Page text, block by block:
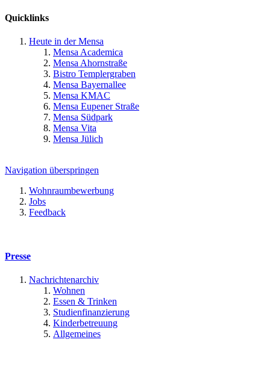
Quicklinks
Heute in der Mensa
Mensa Academica
Mensa Ahornstraße
Bistro Templergraben
Mensa Bayernallee
Mensa KMAC
Mensa Eupener Straße
Mensa Südpark
Mensa Vita
Mensa Jülich
Navigation überspringen
Wohnraumbewerbung
Jobs
Feedback
Presse
Nachrichtenarchiv
Wohnen
Essen & Trinken
Studienfinanzierung
Kinderbetreuung
Allgemeines